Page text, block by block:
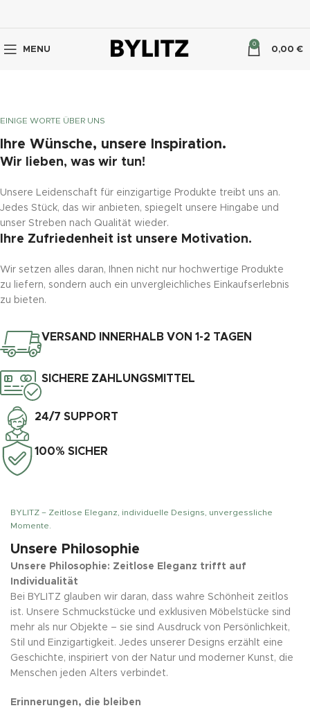
MENU
0
0,00€
EINIGE WORTE ÜBER UNS
Ihre Wünsche, unsere Inspiration.
Wir lieben, was wir tun!
Unsere Leidenschaft für einzigartige Produkte treibt uns an.
Jedes Stück, das wir anbieten, spiegelt unsere Hingabe und
unser Streben nach Qualität wieder.
Ihre Zufriedenheit ist unsere Motivation.
Wir setzen alles daran, Ihnen nicht nur hochwertige Produkte
zu liefern, sondern auch ein unvergleichliches Einkaufserlebnis
zu bieten.
VERSAND INNERHALB VON 1-2 TAGEN
SICHERE ZAHLUNGSMITTEL
24/7 SUPPORT
100% SICHER
BYLITZ – Zeitlose Eleganz, individuelle Designs, unvergessliche
Momente.
Unsere Philosophie
Unsere Philosophie: Zeitlose Eleganz trifft auf
Individualität
Bei BYLITZ glauben wir daran, dass wahre Schönheit zeitlos
ist. Unsere Schmuckstücke und exklusiven Möbelstücke sind
mehr als nur Objekte – sie sind Ausdruck von Persönlichkeit,
Stil und Einzigartigkeit. Jedes unserer Designs erzählt eine
Geschichte, inspiriert von der Natur und moderner Kunst, die
Menschen jeden Alters verbindet.
Erinnerungen, die bleiben